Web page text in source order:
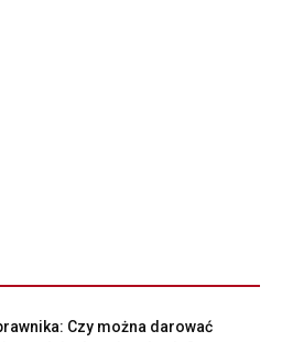
Czy można darować